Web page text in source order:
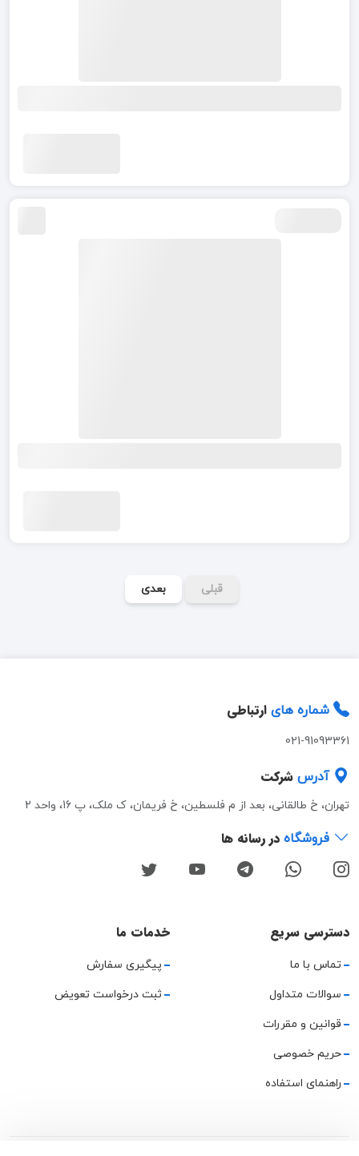
قبلی بعدی
شماره های ارتباطی
021-91093361
آدرس شرکت
تهران، خ طالقانی، بعد از م فلسطین، خ فریمان، ک ملک، پ 16، واحد 2
فروشگاه در رسانه ها
دسترسی سریع
تماس با ما
سوالات متداول
قوانین و مقررات
حریم خصوصی
راهنمای استفاده
خدمات ما
پیگیری سفارش
ثبت درخواست تعویض